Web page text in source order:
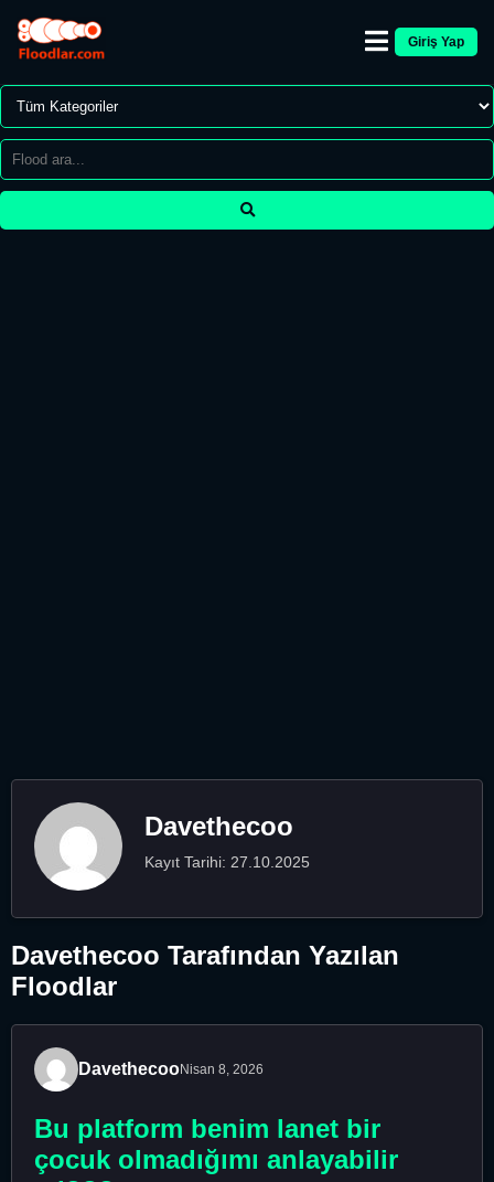
Giriş Yap
Davethecoo
Kayıt Tarihi: 27.10.2025
Davethecoo Tarafından Yazılan
Floodlar
DavethecooNisan 8, 2026
Bu platform benim lanet bir
çocuk olmadığımı anlayabilir